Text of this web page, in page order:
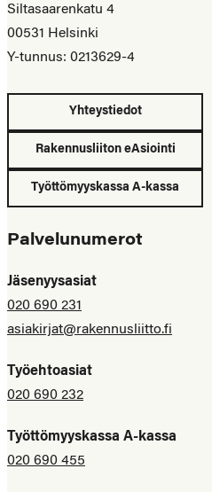
Siltasaarenkatu 4
00531 Helsinki
Y-tunnus: 0213629-4
Yhteystiedot
Rakennusliiton eAsiointi
Työttömyyskassa A-kassa
Palvelunumerot
Jäsenyysasiat
020 690 231
asiakirjat@rakennusliitto.fi
Työehtoasiat
020 690 232
Työttömyyskassa A-kassa
020 690 455